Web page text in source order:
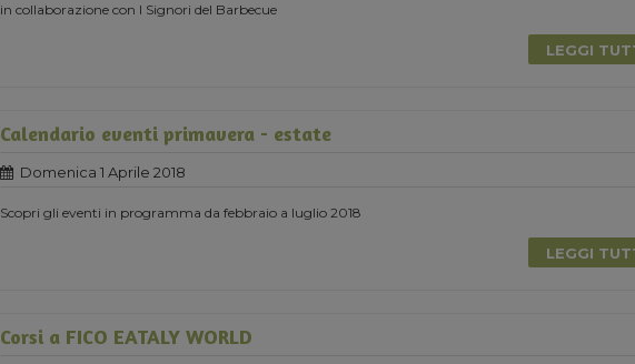
in collaborazione con I Signori del Barbecue
LEGGI
Calendario eventi primavera - estate
Domenica 1 Aprile 2018
Scopri gli eventi in programma da febbraio a luglio 2018
LEGGI
Corsi a FICO EATALY WORLD